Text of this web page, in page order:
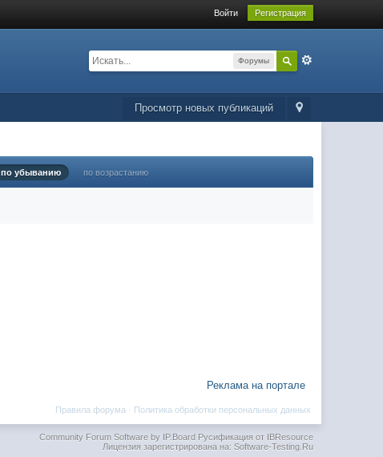
Войти Регистрация
Форумы
Просмотр новых публикаций
по убыванию по возрастанию
Реклама на портале
Политика обработки персональных данных
Правила форума ·
Community Forum Software by IP.BoardРусификация от IBResource
Лицензия зарегистрирована на: Software-Testing.Ru